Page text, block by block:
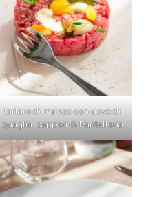
tartare di manzo con uovo di
quaglia, capperi di Pantelleria